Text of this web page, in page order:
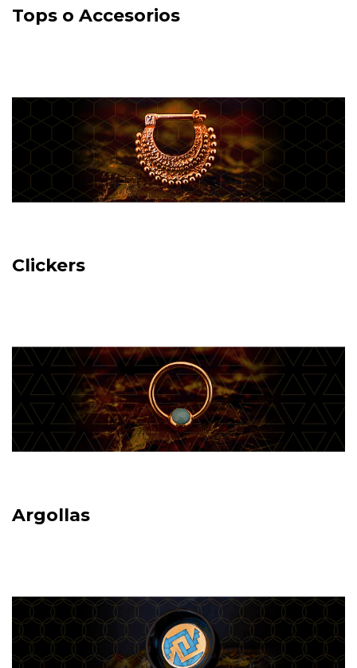
Tops o Accesorios
Clickers
Argollas